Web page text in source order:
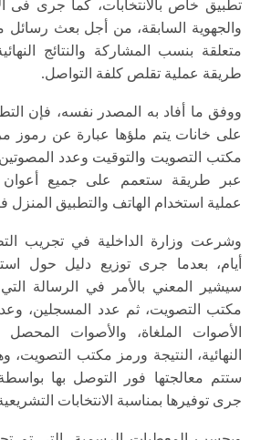
تطبيق خاص بالانتخابات، کما جری فی
والجهوية السابقة، من أجل بعث رسائل
متعلقة بنسب المشاركة والنتائج
طريقة عملية تقلص كلفة التواصل.
ووفق ما أفاد به المصدر نفسه، فإن
على خانات يتم ملؤها عبارة عن رموز
مكتب التصويت والتوقيت وعدد
عبر طريقة ستعمم على جميع أعوان
عملية استخدام الهاتف والتطبيق المنزل
وشرعت وزارة الداخلية في تجريب
أیام، بعدما جری توزیع دلیل حول
سيشير المعني بالأمر في الرسالة
مكتب التصويت، ثم عدد المسجلين،
الأصوات الملغاة، والأصوات المحصل
النهائية، النتيجة ورمز مكتب التصويت،
ستتم معالجتها فور التوصل بها
جرى توفيرها بمناسبة الانتخابات